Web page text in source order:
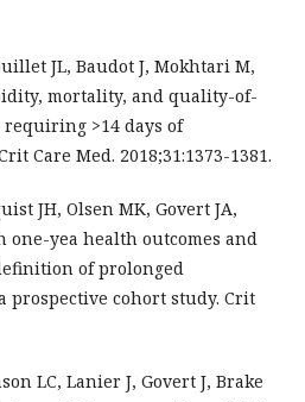
JL, Baudot J, Mokhtari M,
mortality, and quality-of-
>14 days of
Care Med. 2018;31:1373-1381.
JH, Olsen MK, Govert JA,
yea health outcomes and
of prolonged
prospective cohort study. Crit
LC, Lanier J, Govert J, Brake